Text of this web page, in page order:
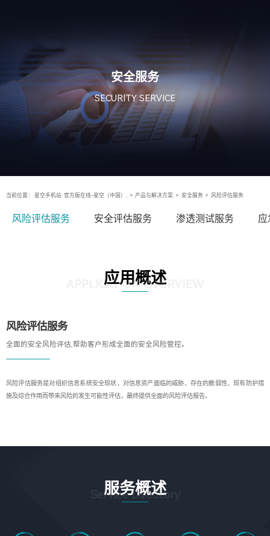
安全服务
SECURITY SERVICE
当前位置： 星空手机站·官方版在线-星空（中国）, > 产品与解决方案 > 安全服务 > 风险评估服务
风险评估服务 安全评估服务 渗透测试服务
应用概述
APPLICATION OVERVIEW
风险评估服务
全面的安全风险评估,帮助客户形成全面的安全风险管控。
风险评估服务是对组织信息系统安全现状，对信息资产面临的威胁、存在的脆弱性、现有防护措
施及综合作用而带来风险的发生可能性评估，最终提供全面的风险评估报告。
服务概述
Service Directory